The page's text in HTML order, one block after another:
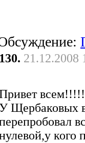
130. 21.12.2008
всем!!!!!
Щербаковых
кого